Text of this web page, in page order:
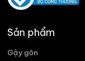
Sản phẩm
Gậy gôn